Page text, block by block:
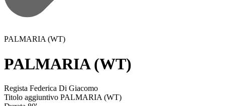
PALMARIA (WT)
PALMARIA (WT)
Regista Federica Di Giacomo
Titolo aggiuntivo PALMARIA (WT)